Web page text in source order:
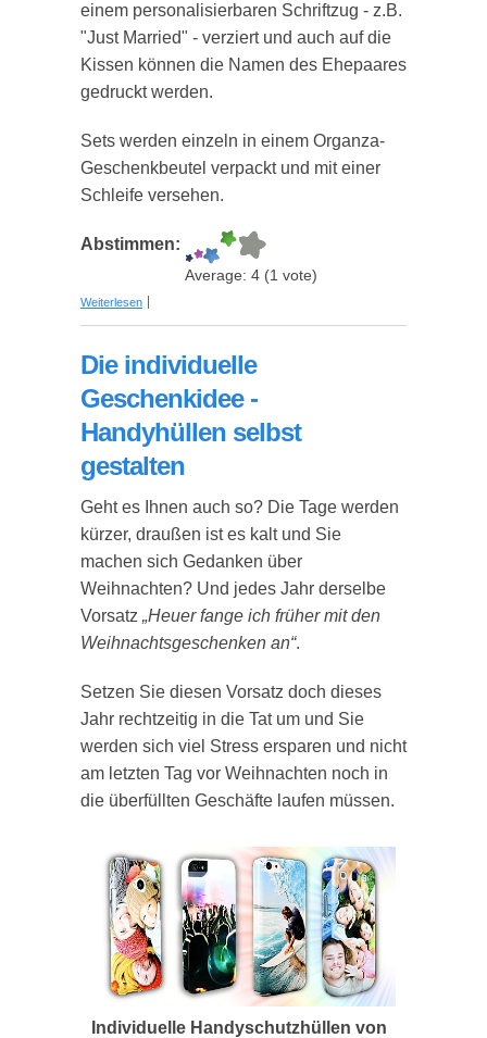
einem personalisierbaren Schriftzug - z.B.
"Just Married" - verziert und auch auf die
Kissen können die Namen des Ehepaares
gedruckt werden.
Sets werden einzeln in einem Organza-
Geschenkbeutel verpackt und mit einer
Schleife versehen.
Abstimmen:
Average: 4 (1 vote)
Weiterlesen über Personalisierbare Bettwäsche "Just Married"
Die individuelle
Geschenkidee -
Handyhüllen selbst
gestalten
Geht es Ihnen auch so? Die Tage werden
kürzer, draußen ist es kalt und Sie
machen sich Gedanken über
Weihnachten? Und jedes Jahr derselbe
Vorsatz „Heuer fange ich früher mit den
Weihnachtsgeschenken an“.
Setzen Sie diesen Vorsatz doch dieses
Jahr rechtzeitig in die Tat um und Sie
werden sich viel Stress ersparen und nicht
am letzten Tag vor Weihnachten noch in
die überfüllten Geschäfte laufen müssen.
Individuelle Handyschutzhüllen von